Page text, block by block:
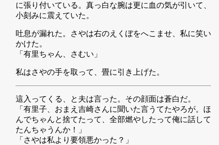
に張り付いている。真っ白な腕は更に血の気が引いて、
小刻みに震えていた。
吐息が漏れた。さやは右のえくぼをへこませ、私に笑い
かけた。
「有里ちゃん、さむい」
私はさやの手を取って、畳に引き上げた。
這入ってくる、と夫は言った。その顔面は蒼白だ。
「有里子、おまえ吉崎さんに聞いた言うてたやろが。ほ
んでちゃんと捨てたって、全部燃やしたって俺に話して
たんちゃうんか！」
「さやは私より要領悪かった？」